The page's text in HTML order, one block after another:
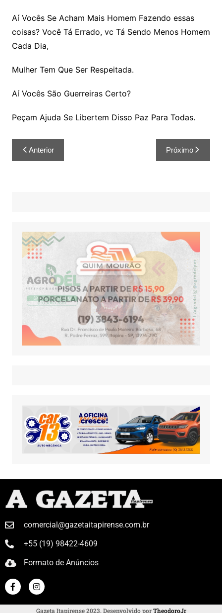
Aí Vocês Se Acham Mais Homem Fazendo essas
coisas? Você Tá Errado, vc Tá Sendo Menos Homem
Cada Dia,
Mulher Tem Que Ser Respeitada.
Aí Vocês São Guerreiras Certo?
Peçam Ajuda Se Libertem Disso Paz Para Todas.
Anterior Próximo
comercial@gazetaitapirense.com.br
+55 (19) 98422-4609
Formato de Anúncios
Gazeta Itapirense 2023. Desenvolvido porTheodoroJr